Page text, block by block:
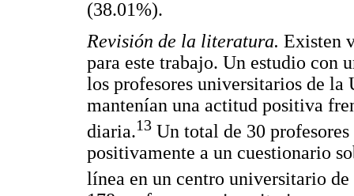
(38.01%).
Revisión de la literatura. Existen
para este trabajo. Un estudio con
los profesores universitarios de la
mantenían una actitud positiva
diaria.13 Un total de 30
positivamente a un cuestionario
línea en un centro universitario de